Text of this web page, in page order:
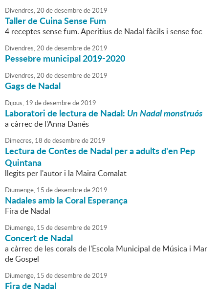
Divendres,20 dedesembrede2019
Taller de Cuina Sense Fum
4 receptes sense fum. Aperitius de Nadal fàcils i sense foc
Divendres,20 dedesembrede2019
Pessebre municipal 2019-2020
Divendres,20 dedesembrede2019
Gags de Nadal
Dijous, 19 dedesembrede2019
Laboratori de lectura de Nadal: Un Nadal monstruós
a càrrec de l'Anna Danés
Dimecres, 18 dedesembrede2019
Lectura de Contes de Nadal per a adults d'en Pep
Quintana
llegits per l'autor i la Maira Comalat
Diumenge, 15 dedesembrede2019
Nadales amb la Coral Esperança
Fira de Nadal
Diumenge, 15 dedesembrede2019
Concert de Nadal
a càrrec de les corals de l'Escola Municipal de Música i Mar
de Gospel
Diumenge, 15 dedesembrede2019
Fira de Nadal